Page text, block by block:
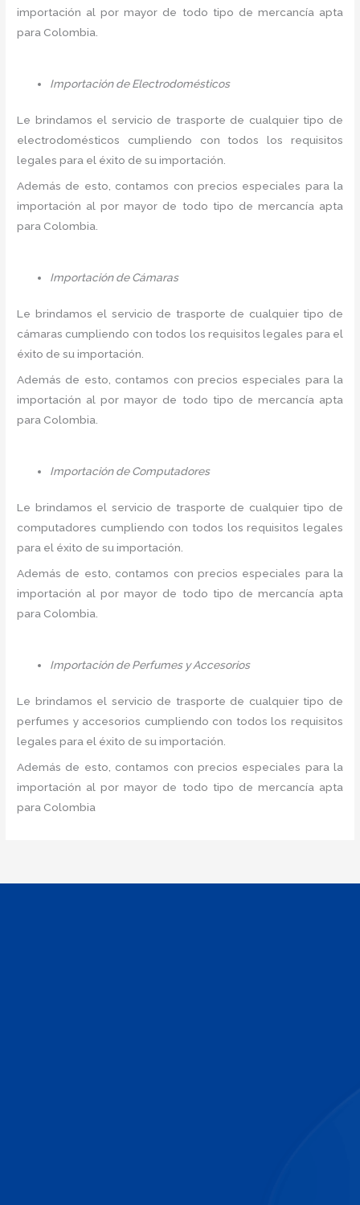
importación al por mayor de todo tipo de mercancía apta
para Colombia.
Importación de Electrodomésticos
Le brindamos el servicio de trasporte de cualquier tipo de
electrodomésticos cumpliendo con todos los requisitos
legales para el éxito de su importación.
Además de esto, contamos con precios especiales para la
importación al por mayor de todo tipo de mercancía apta
para Colombia.
Importación de Cámaras
Le brindamos el servicio de trasporte de cualquier tipo de
cámaras cumpliendo con todos los requisitos legales para el
éxito de su importación.
Además de esto, contamos con precios especiales para la
importación al por mayor de todo tipo de mercancía apta
para Colombia.
Importación de Computadores
Le brindamos el servicio de trasporte de cualquier tipo de
computadores cumpliendo con todos los requisitos legales
para el éxito de su importación.
Además de esto, contamos con precios especiales para la
importación al por mayor de todo tipo de mercancía apta
para Colombia.
Importación de Perfumes y Accesorios
Le brindamos el servicio de trasporte de cualquier tipo de
perfumes y accesorios cumpliendo con todos los requisitos
legales para el éxito de su importación.
Además de esto, contamos con precios especiales para la
importación al por mayor de todo tipo de mercancía apta
para Colombia